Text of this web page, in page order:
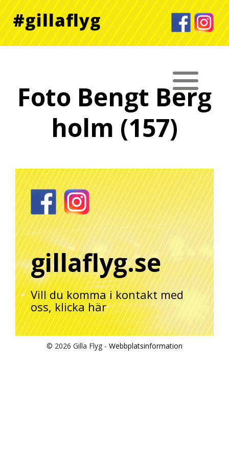
Foto Bengt Berg
holm (157)
gillaflyg.se
Vill du komma i kontakt med
oss, klicka här
© 2026 Gilla Flyg - Webbplatsinformation